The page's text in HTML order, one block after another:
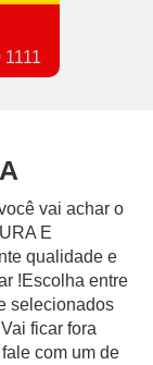
vai achar o
E
qualidade e
!Escolha entre
selecionados
ficar fora
com um de